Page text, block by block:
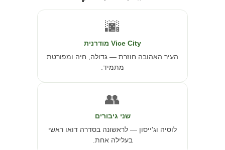
🌆
Vice City מודרנית
העיר האהובה חוזרת — גדולה, חיה ומפורטת
מתמיד.
👥
שני גיבורים
לוסיה וג'ייסון — לראשונה בסדרה דואו ראשי
בעלילה אחת.